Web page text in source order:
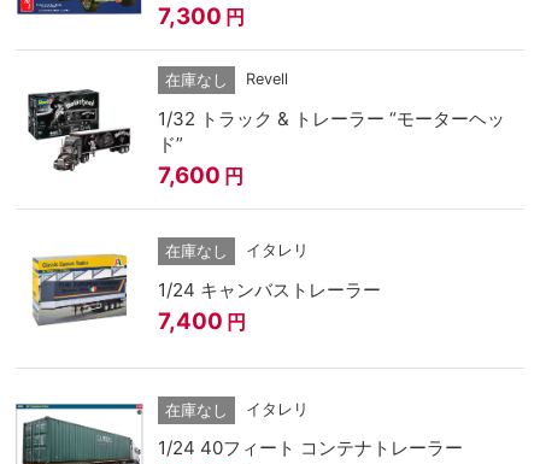
7,300 円
在庫なし Revell
1/32 トラック & トレーラー “モーターヘッ
ド”
7,600 円
在庫なし イタレリ
1/24 キャンバストレーラー
7,400 円
在庫なし イタレリ
1/24 40フィート コンテナトレーラー